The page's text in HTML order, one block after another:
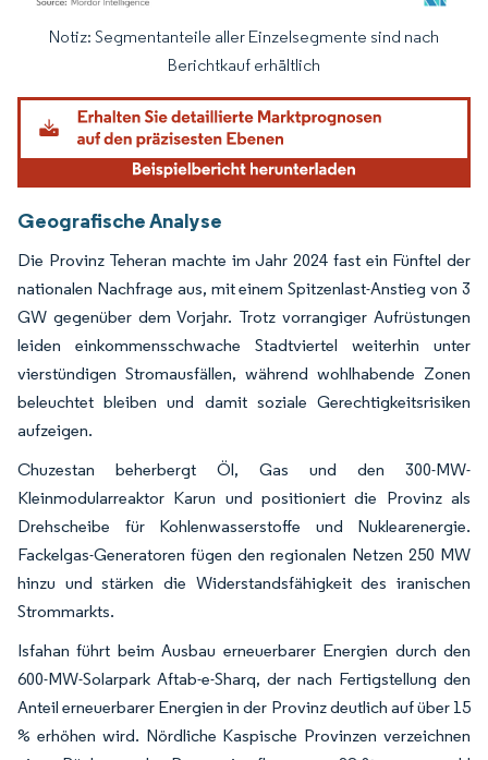
Bild © Mordor Intelligence. Wiederverwendung erfordert Namensnennung
Notiz: Segmentanteile aller Einzelsegmente sind nach
Berichtkauf erhältlich
Geografische Analyse
Die Provinz Teheran machte im Jahr 2024 fast ein Fünftel der
nationalen Nachfrage aus, mit einem Spitzenlast-Anstieg von 3
GW gegenüber dem Vorjahr. Trotz vorrangiger Aufrüstungen
leiden einkommensschwache Stadtviertel weiterhin unter
vierstündigen Stromausfällen, während wohlhabende Zonen
beleuchtet bleiben und damit soziale Gerechtigkeitsrisiken
aufzeigen.
Chuzestan beherbergt Öl, Gas und den 300-MW-
Kleinmodularreaktor Karun und positioniert die Provinz als
Drehscheibe für Kohlenwasserstoffe und Nuklearenergie.
Fackelgas-Generatoren fügen den regionalen Netzen 250 MW
hinzu und stärken die Widerstandsfähigkeit des iranischen
Strommarkts.
Isfahan führt beim Ausbau erneuerbarer Energien durch den
600-MW-Solarpark Aftab-e-Sharq, der nach Fertigstellung den
Anteil erneuerbarer Energien in der Provinz deutlich auf über 15
% erhöhen wird. Nördliche Kaspische Provinzen verzeichnen